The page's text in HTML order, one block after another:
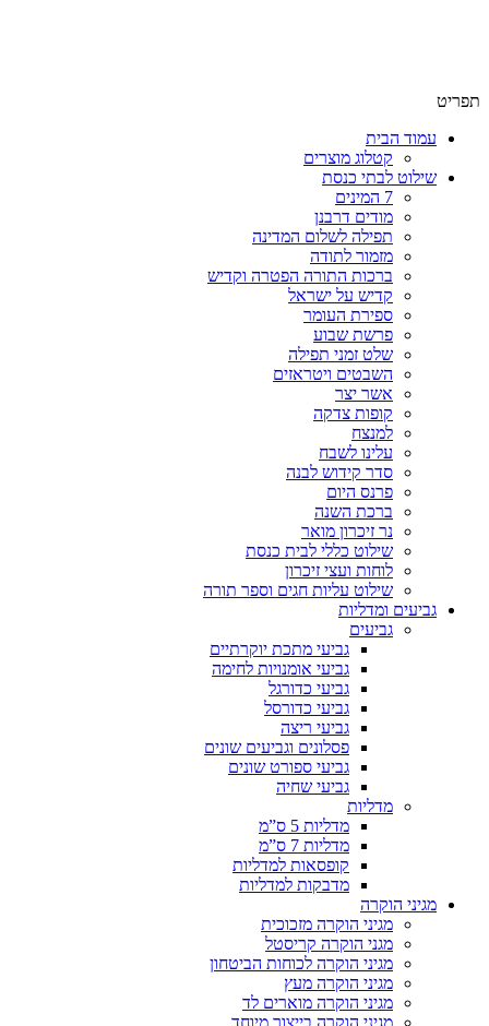
תפריט
עמוד הבית
קטלוג מוצרים
שילוט לבתי כנסת
7 המינים
מודים דרבנן
תפילה לשלום המדינה
מזמור לתודה
ברכות התורה הפטרה וקדיש
קדיש על ישראל
ספירת העומר
פרשת שבוע
שלט זמני תפילה
השבטים ויטראזים
אשר יצר
קופות צדקה
למנצח
עלינו לשבח
סדר קידוש לבנה
פרנס היום
ברכת השנה
נר זיכרון מואר
שילוט כללי לבית כנסת
לוחות ועצי זיכרון
שילוט עליות חגים וספר תורה
גביעים ומדליות
גביעים
גביעי מתכת יוקרתיים
גביעי אומנויות לחימה
גביעי כדורגל
גביעי כדורסל
גביעי ריצה
פסלונים וגביעים שונים
גביעי ספורט שונים
גביעי שחיה
מדליות
מדליות 5 ס”מ
מדליות 7 ס”מ
קופסאות למדליות
מדבקות למדליות
מגיני הוקרה
מגיני הוקרה מזכוכית
מגני הוקרה קריסטל
מגיני הוקרה לכוחות הביטחון
מגיני הוקרה מעץ
מגיני הוקרה מוארים לד
מגיני הוקרה בייצור מיוחד